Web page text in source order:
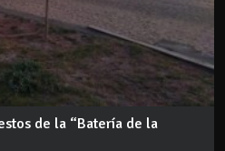
de la “Batería de la